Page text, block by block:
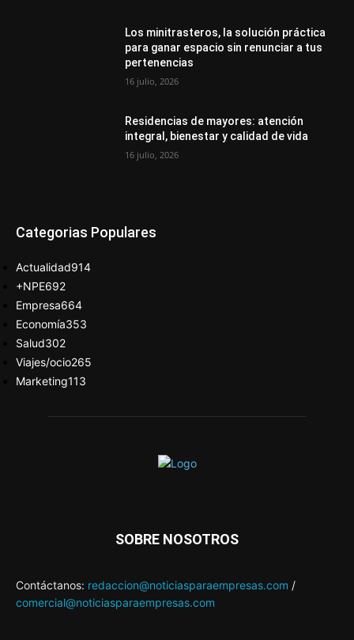
Los minitrasteros, la solución práctica
para ganar espacio sin renunciar a tus
pertenencias
16 julio, 2026
Residencias de mayores: atención
integral, bienestar y calidad de vida
16 julio, 2026
Categorias Populares
Actualidad914
+NPE692
Empresa664
Economía353
Salud302
Viajes/ocio265
Marketing113
SOBRE NOSOTROS
Contáctanos: redaccion@noticiasparaempresas.com /
comercial@noticiasparaempresas.com